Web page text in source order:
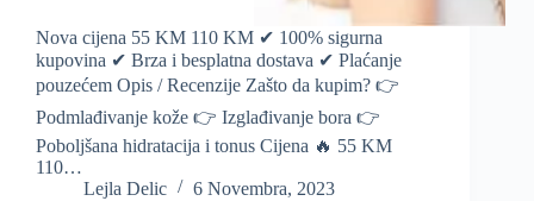
Nova cijena 55 KM 110 KM ✔ 100% sigurna
kupovina ✔ Brza i besplatna dostava ✔ Plaćanje
pouzećem Opis / Recenzije Zašto da kupim? 👉
Podmlađivanje kože 👉 Izglađivanje bora 👉
Poboljšana hidratacija i tonus Cijena 🔥 55 KM
110…
Lejla Delic
6 Novembra, 2023